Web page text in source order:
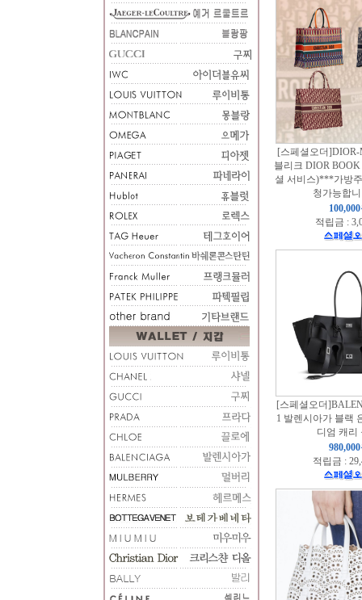
[스페셜오더]DIOR-
블리크 DIOR
셜 서비스)***가방
청가능합
적립금 :
[스페셜오더
1 발렌시아가 블랙
디엄 캐리
적립금 :